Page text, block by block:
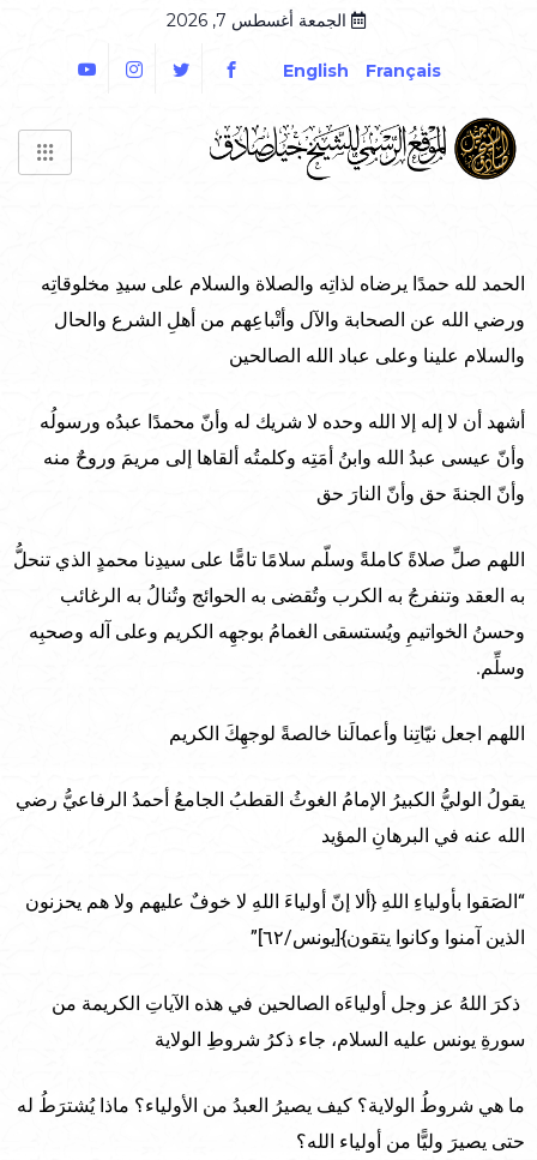
الجمعة أغسطس 7, 2026
Français
English
الحمد لله حمدًا يرضاه لذاتِه والصلاة والسلام على سيدِ مخلوقاتِه
ورضي الله عن الصحابة والآل وأتْباعِهم من أهلِ الشرع والحال
والسلام علينا وعلى عباد الله الصالحين
أشهد أن لا إله إلا الله وحده لا شريك له وأنّ محمدًا عبدُه ورسولُه
وأنّ عيسى عبدُ الله وابنُ أمَتِه وكلمتُه ألقاها إلى مريمَ وروحٌ منه
وأنّ الجنةَ حق وأنّ النارَ حق
اللهم صلِّ صلاةً كاملةً وسلّم سلامًا تامًّا على سيدِنا محمدٍ الذي تنحلُّ
به العقد وتنفرجُ به الكرب وتُقضى به الحوائج وتُنالُ به الرغائب
وحسنُ الخواتيمِ ويُستسقى الغمامُ بوجهِه الكريم وعلى آله وصحبِه
وسلِّم.
اللهم اجعل نيّاتِنا وأعمالَنا خالصةً لوجهِكَ الكريم
يقولُ الوليُّ الكبيرُ الإمامُ الغوثُ القطبُ الجامعُ أحمدُ الرفاعيُّ رضي
الله عنه في البرهانِ المؤيد
“الصَقوا بأولياءِ اللهِ {ألا إنّ أولياءَ اللهِ لا خوفٌ عليهم ولا هم يحزنون
الذين آمنوا وكانوا يتقون}[يونس/٦٢]”
ذكرَ اللهُ عز وجل أولياءَه الصالحين في هذه الآياتِ الكريمة من
سورةِ يونس عليه السلام، جاء ذكرُ شروطِ الولاية
ما هي شروطُ الولاية؟ كيف يصيرُ العبدُ من الأولياء؟ ماذا يُشترَطُ له
حتى يصيرَ وليًّا من أولياء الله؟